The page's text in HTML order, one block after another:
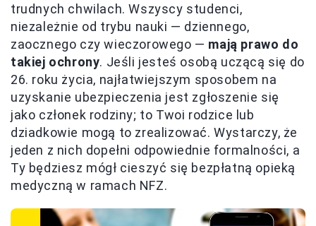
trudnych chwilach. Wszyscy studenci,
niezależnie od trybu nauki — dziennego,
zaocznego czy wieczorowego — mają prawo do
takiej ochrony. Jeśli jesteś osobą uczącą się do
26. roku życia, najłatwiejszym sposobem na
uzyskanie ubezpieczenia jest zgłoszenie się
jako członek rodziny; to Twoi rodzice lub
dziadkowie mogą to zrealizować. Wystarczy, że
jeden z nich dopełni odpowiednie formalności, a
Ty będziesz mógł cieszyć się bezpłatną opieką
medyczną w ramach NFZ.